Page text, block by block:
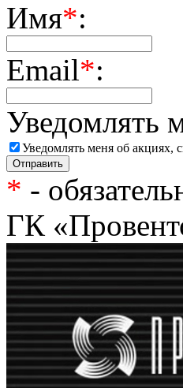
Имя*:
Email*:
Уведомлять
Уведомлять меня об акциях,
* -
ГК